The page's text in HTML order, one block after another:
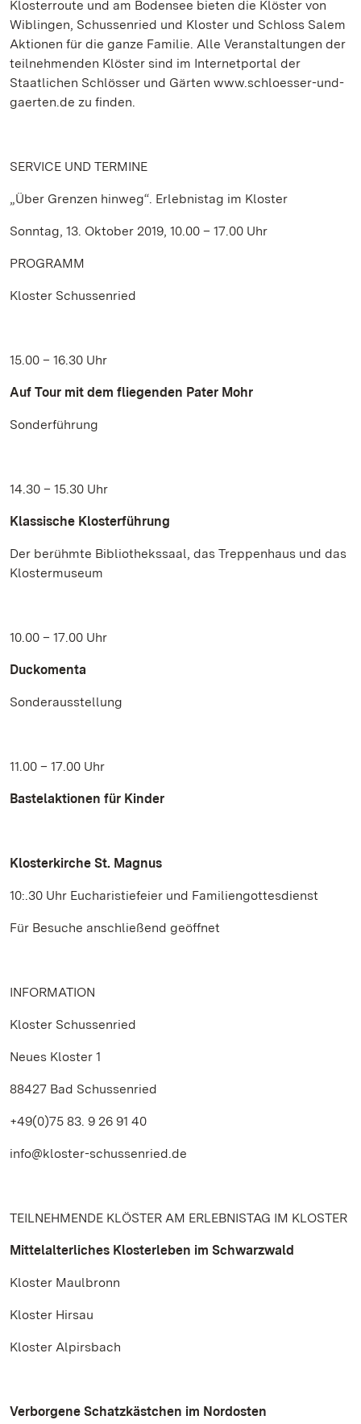
Klosterroute und am Bodensee bieten die Klöster von
Wiblingen, Schussenried und Kloster und Schloss Salem
Aktionen für die ganze Familie. Alle Veranstaltungen der
teilnehmenden Klöster sind im Internetportal der
Staatlichen Schlösser und Gärten www.schloesser-und-
gaerten.de zu finden.
SERVICE UND TERMINE
„Über Grenzen hinweg“. Erlebnistag im Kloster
Sonntag, 13. Oktober 2019, 10.00 – 17.00 Uhr
PROGRAMM
Kloster Schussenried
15.00 – 16.30 Uhr
Auf Tour mit dem fliegenden Pater Mohr
Sonderführung
14.30 – 15.30 Uhr
Klassische Klosterführung
Der berühmte Bibliothekssaal, das Treppenhaus und das
Klostermuseum
10.00 – 17.00 Uhr
Duckomenta
Sonderausstellung
11.00 – 17.00 Uhr
Bastelaktionen für Kinder
Klosterkirche St. Magnus
10:.30 Uhr Eucharistiefeier und Familiengottesdienst
Für Besuche anschließend geöffnet
INFORMATION
Kloster Schussenried
Neues Kloster 1
88427 Bad Schussenried
+49(0)75 83. 9 26 91 40
info@kloster-schussenried.de
TEILNEHMENDE KLÖSTER AM ERLEBNISTAG IM KLOSTER
Mittelalterliches Klosterleben im Schwarzwald
Kloster Maulbronn
Kloster Hirsau
Kloster Alpirsbach
Verborgene Schatzkästchen im Nordosten